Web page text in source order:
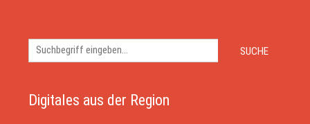
Digitales aus der Region